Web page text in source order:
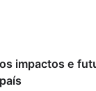
impactos e